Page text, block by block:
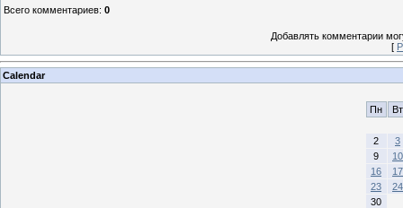
Всего комментариев: 0
Добавлять комментарии
[
Calendar
Пн Вт
2
3
9
10
16
17
23
24
30